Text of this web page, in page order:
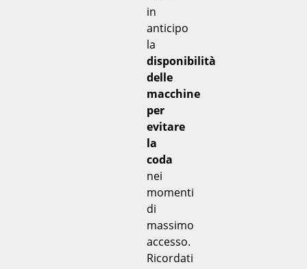
in
anticipo
la
disponibilità
delle
macchine
per
evitare
la
coda
nei
momenti
di
massimo
accesso.
Ricordati